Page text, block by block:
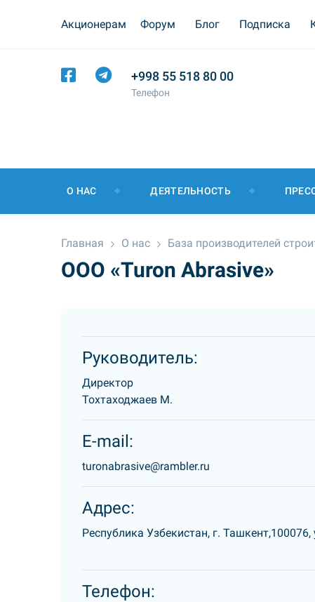
Акционерам Форум Блог Подписка
+998 55 518 80 00
Телефон
О НАС ДЕЯТЕЛЬНОСТЬ
Главная О нас База производителей
ООО «Turon Abrasive»
Руководитель:
Директор
Тохтаходжаев М.
E-mail:
turonabrasive@rambler.ru
Адрес:
Республика Узбекистан, г. Ташкент,100076,
Телефон: